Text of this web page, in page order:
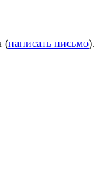
(написать письмо).